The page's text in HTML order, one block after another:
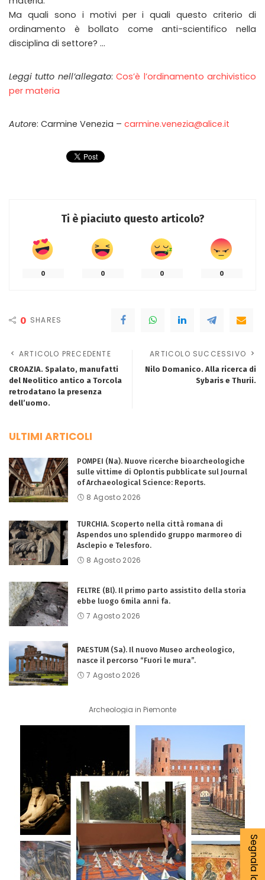
Ma quali sono i motivi per i quali questo criterio di
ordinamento è bollato come anti-scientifico nella
disciplina di settore? …
Leggi tutto nell’allegato:Cos’è l’ordinamento archivistico
per materia
Autore: Carmine Venezia – carmine.venezia@alice.it
Ti è piaciuto questo articolo?
0 0 0 0
0 SHARES
ARTICOLO PRECEDENTE
CROAZIA. Spalato, manufatti
del Neolitico antico a Torcola
retrodatano la presenza
dell’uomo.
ARTICOLO SUCCESSIVO
Nilo Domanico. Alla ricerca di
Sybaris e Thurii.
ULTIMI ARTICOLI
POMPEI (Na). Nuove ricerche bioarcheologiche
sulle vittime di Oplontis pubblicate sul Journal
of Archaeological Science: Reports.
8 Agosto 2026
TURCHIA. Scoperto nella città romana di
Aspendos uno splendido gruppo marmoreo di
Asclepio e Telesforo.
8 Agosto 2026
FELTRE (Bl). Il primo parto assistito della storia
ebbe luogo 6mila anni fa.
7 Agosto 2026
PAESTUM (Sa). Il nuovo Museo archeologico,
nasce il percorso “Fuori le mura”.
7 Agosto 2026
Archeologia in Piemonte